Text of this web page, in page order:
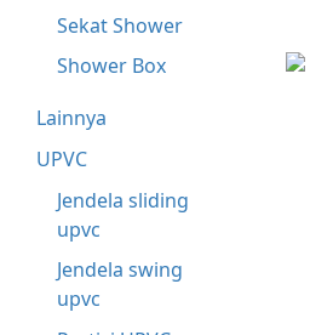
Sekat Shower
Shower Box
Lainnya
UPVC
Jendela sliding
upvc
Jendela swing
upvc